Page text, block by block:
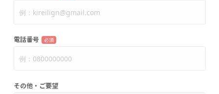
電話番号 必須
その他・ご要望